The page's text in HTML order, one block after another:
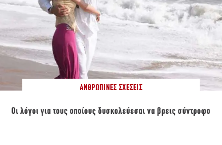
ΑΝΘΡΏΠΙΝΕΣ ΣΧΈΣΕΙΣ
Οι λόγοι για τους οποίους δυσκολεύεσαι να βρεις σύντροφο